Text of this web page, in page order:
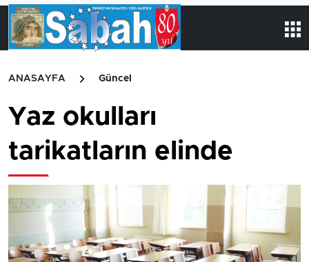
ANASAYFA Güncel
Yaz okulları
tarikatların elinde